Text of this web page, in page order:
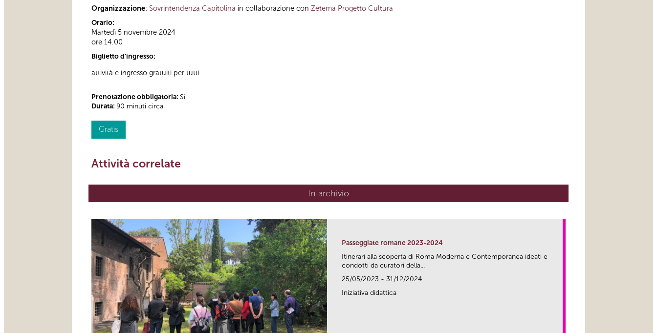
Organizzazione: Sovrintendenza Capitolina in collaborazione con Zètema Progetto Cultura
Orario:
Martedì 5 novembre 2024
ore 14.00
Biglietto d'ingresso:
attività e ingresso gratuiti per tutti
Prenotazione obbligatoria: Sì
Durata: 90 minuti circa
Gratis
Attività correlate
In archivio
Passeggiate romane 2023-2024
Itinerari alla scoperta di Roma Moderna e Contemporanea ideati e
condotti da curatori della...
25/05/2023 - 31/12/2024
Iniziativa didattica